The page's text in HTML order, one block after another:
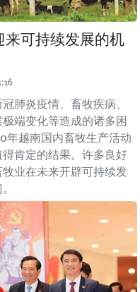
来可持续发展的机
肺炎疫情、畜牧疾病、
端变化等造成的诸多困
年越南国内畜牧生产活动
肯定的结果。许多良好
业在未来开辟可持续发